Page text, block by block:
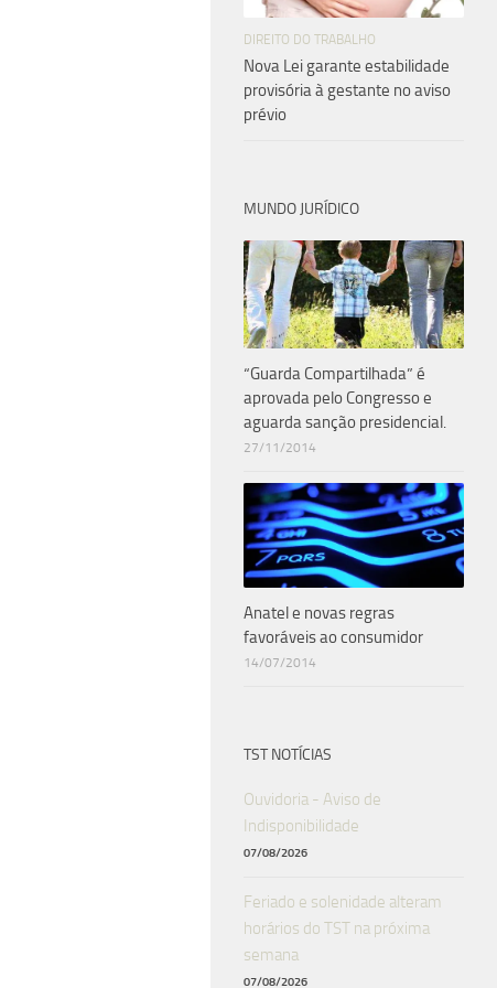
DIREITO DO TRABALHO
Nova Lei garante estabilidade
provisória à gestante no aviso
prévio
MUNDO JURÍDICO
“Guarda Compartilhada” é
aprovada pelo Congresso e
aguarda sanção presidencial.
27/11/2014
Anatel e novas regras
favoráveis ao consumidor
14/07/2014
TST NOTÍCIAS
Ouvidoria - Aviso de
Indisponibilidade
07/08/2026
Feriado e solenidade alteram
horários do TST na próxima
semana
07/08/2026